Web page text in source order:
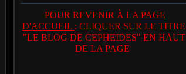
POUR REVENIR À LA PAGE
D'ACCUEIL : CLIQUER SUR LE TITRE
"LE BLOG DE CEPHEIDES" EN HAUT
DE LA PAGE